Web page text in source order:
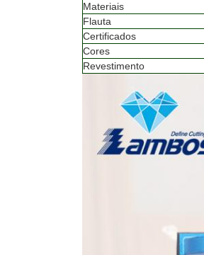
Materiais
Flauta
Certificados
Cores
Revestimento